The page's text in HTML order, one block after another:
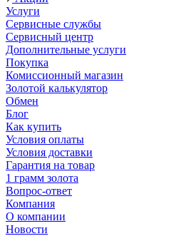
Услуги
Сервисные службы
Сервисный центр
Дополнительные услуги
Покупка
Комиссионный магазин
Золотой калькулятор
Обмен
Блог
Как купить
Условия оплаты
Условия доставки
Гарантия на товар
1 грамм золота
Вопрос-ответ
Компания
О компании
Новости